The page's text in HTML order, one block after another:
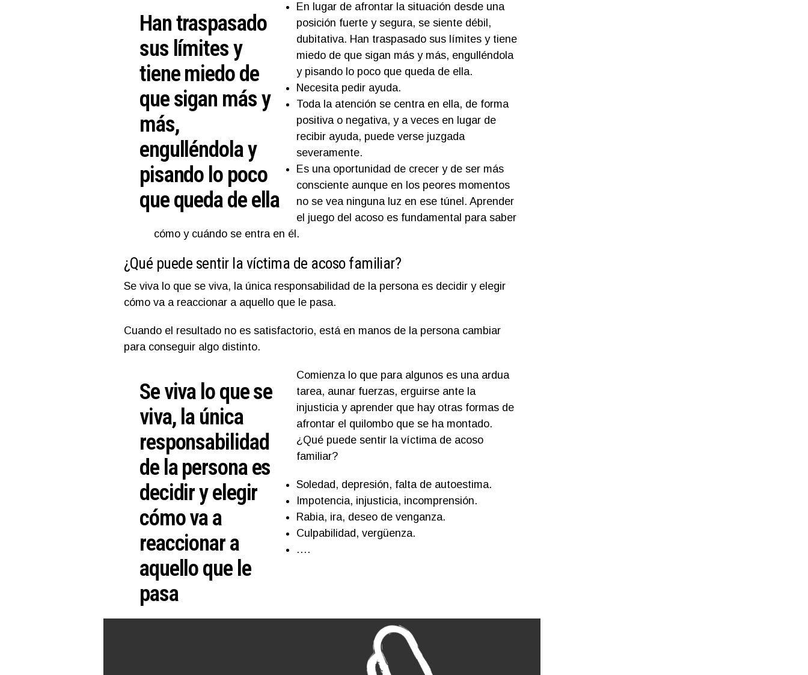
Han traspasado
sus límites y
tiene miedo de
que sigan más y
más,
engulléndola y
pisando lo poco
que queda de ella
En lugar de afrontar la situación desde una
posición fuerte y segura, se siente débil,
dubitativa. Han traspasado sus límites y tiene
miedo de que sigan más y más, engulléndola
y pisando lo poco que queda de ella.
Necesita pedir ayuda.
Toda la atención se centra en ella, de forma
positiva o negativa, y a veces en lugar de
recibir ayuda, puede verse juzgada
severamente.
Es una oportunidad de crecer y de ser más
consciente aunque en los peores momentos
no se vea ninguna luz en ese túnel. Aprender
el juego del acoso es fundamental para saber
cómo y cuándo se entra en él.
¿Qué puede sentir la víctima de acoso familiar?
Se viva lo que se viva, la única responsabilidad de la persona es decidir y elegir
cómo va a reaccionar a aquello que le pasa.
Cuando el resultado no es satisfactorio, está en manos de la persona cambiar
para conseguir algo distinto.
Se viva lo que se
viva, la única
responsabilidad
de la persona es
decidir y elegir
cómo va a
reaccionar a
aquello que le
pasa
Comienza lo que para algunos es una ardua
tarea, aunar fuerzas, erguirse ante la
injusticia y aprender que hay otras formas de
afrontar el quilombo que se ha montado.
¿Qué puede sentir la víctima de acoso
familiar?
Soledad, depresión, falta de autoestima.
Impotencia, injusticia, incomprensión.
Rabia, ira, deseo de venganza.
Culpabilidad, vergüenza.
….